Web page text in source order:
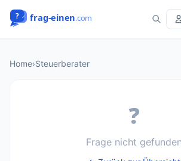
Home›Steuerberater
❓
Frage nicht gefunden